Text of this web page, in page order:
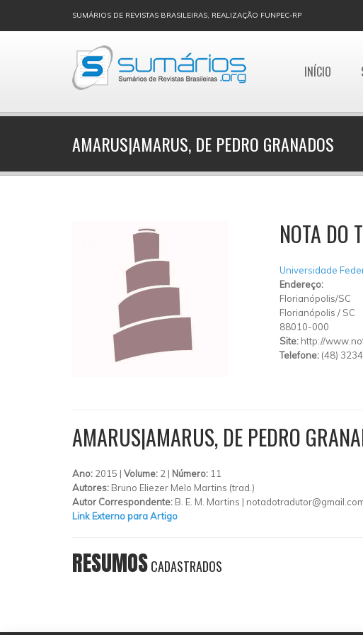
SUMÁRIOS DE REVISTAS BRASILEIRAS, REALIZAÇÃO FUNPEC-RP
INÍCIO
AMARUS|AMARUS, DE PEDRO GRANADOS
NOTA DO
Universidade
Endereço:
Florianópolis/SC
Florianópolis / SC
88010-000
Site: http://
Telefone: (48)
AMARUS|AMARUS, DE PEDRO
Ano: 2015 | Volume: 2 | Número: 11
Autores: Bruno Eliezer Melo Martins (trad.)
Autor Correspondente: B. E. M. Martins |
Link Externo para Artigo
RESUMOSCADASTRADOS